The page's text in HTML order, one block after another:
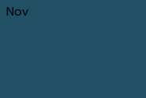
Nov